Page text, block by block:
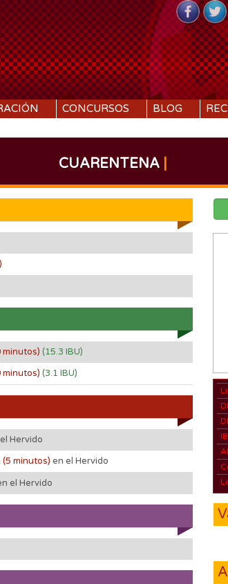
CONCURSOS BLOG
CUARENTENA
minutos) (15.3 IBU)
minutos) (3.1 IBU)
Hervido
(5 minutos) en el Hervido
el Hervido